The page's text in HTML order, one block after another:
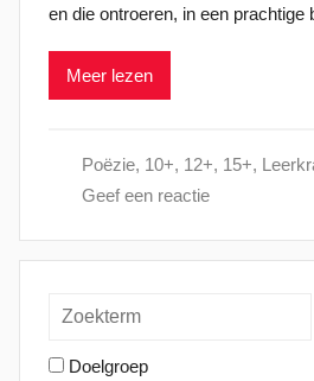
l
a
7
r
en die ontroeren, in een prachtige
Meer lezen
Poëzie, 10+, 12+, 15+,
Geef een reactie
Doelgroep